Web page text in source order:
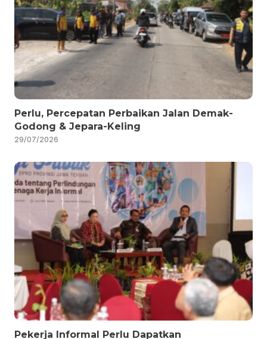
Perlu, Percepatan Perbaikan Jalan Demak-
Godong & Jepara-Keling
29/07/2026
Pekerja Informal Perlu Dapatkan